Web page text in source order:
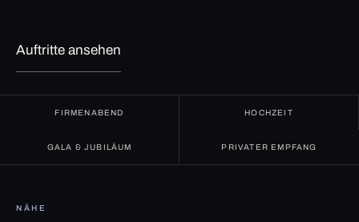
Auftritte ansehen
FIRMENABEND HOCHZEIT
GALA & JUBILÄUM PRIVATER EMPFANG
NÄHE